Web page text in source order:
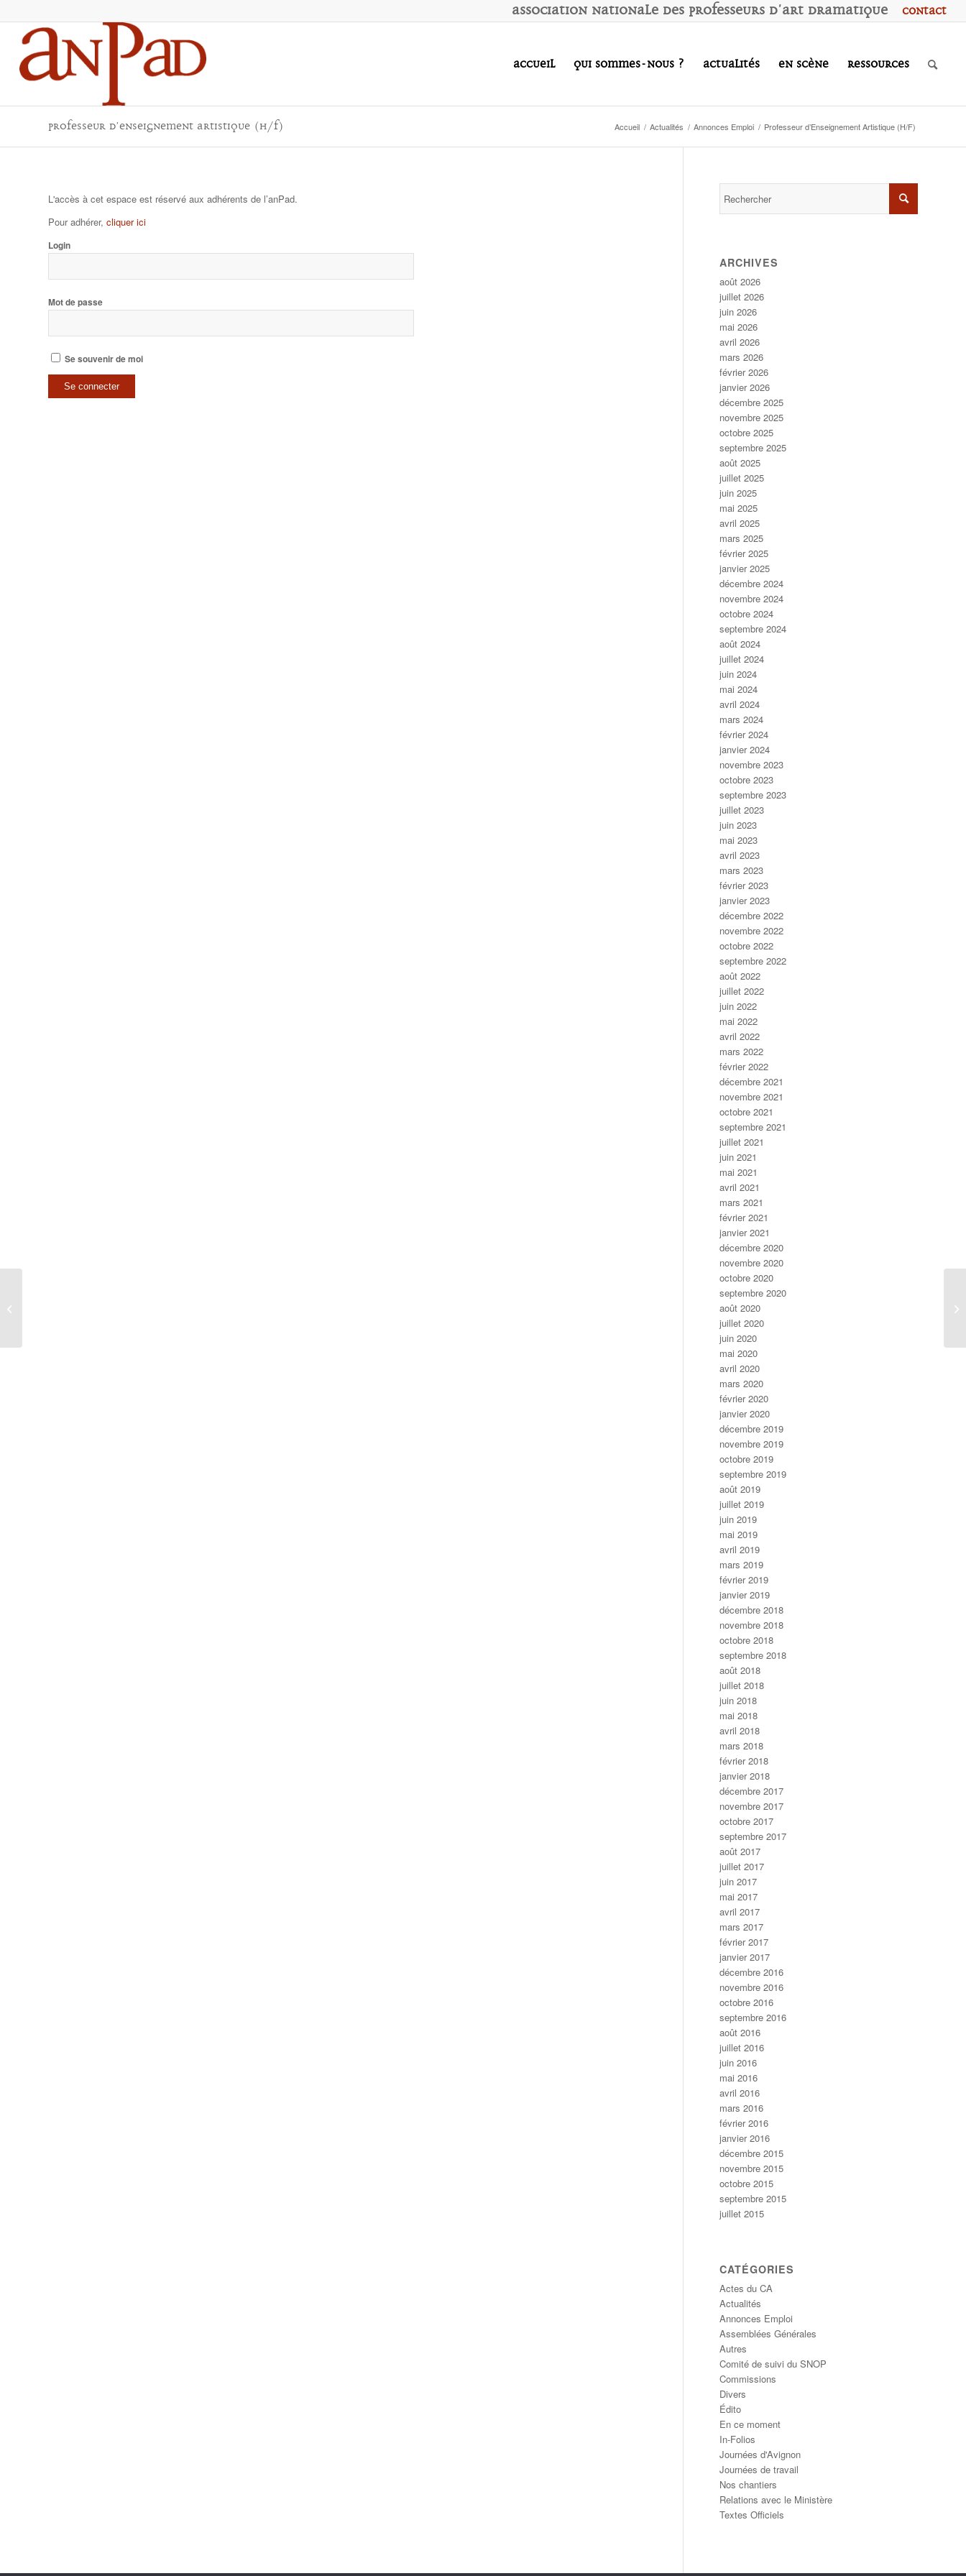
Contact
Association Nationale des Professeurs d'Art Dramatique
Accueil Qui sommes-nous ? Actualités En scène Ressources
Professeur d’Enseignement Artistique (H/F) Accueil / Actualités / Annonces Emploi / Professeur d’Enseignement Artistique (H/F)
L'accès à cet espace est réservé aux adhérents de l’anPad.
Pour adhérer, cliquer ici
Login
Mot de passe
Se souvenir de moi
ARCHIVES
août 2026
juillet 2026
juin 2026
mai 2026
avril 2026
mars 2026
février 2026
janvier 2026
décembre 2025
novembre 2025
octobre 2025
septembre 2025
août 2025
juillet 2025
juin 2025
mai 2025
avril 2025
mars 2025
février 2025
janvier 2025
décembre 2024
novembre 2024
octobre 2024
septembre 2024
août 2024
juillet 2024
juin 2024
mai 2024
avril 2024
mars 2024
février 2024
janvier 2024
novembre 2023
octobre 2023
septembre 2023
juillet 2023
juin 2023
mai 2023
avril 2023
mars 2023
février 2023
janvier 2023
décembre 2022
novembre 2022
octobre 2022
septembre 2022
août 2022
juillet 2022
juin 2022
mai 2022
avril 2022
mars 2022
février 2022
décembre 2021
novembre 2021
octobre 2021
septembre 2021
juillet 2021
juin 2021
mai 2021
avril 2021
mars 2021
février 2021
janvier 2021
décembre 2020
novembre 2020
octobre 2020
septembre 2020
août 2020
juillet 2020
juin 2020
mai 2020
avril 2020
mars 2020
février 2020
janvier 2020
décembre 2019
novembre 2019
octobre 2019
septembre 2019
août 2019
juillet 2019
juin 2019
mai 2019
avril 2019
mars 2019
février 2019
janvier 2019
décembre 2018
novembre 2018
octobre 2018
septembre 2018
août 2018
juillet 2018
juin 2018
mai 2018
avril 2018
mars 2018
février 2018
janvier 2018
décembre 2017
novembre 2017
octobre 2017
septembre 2017
août 2017
juillet 2017
juin 2017
mai 2017
avril 2017
mars 2017
février 2017
janvier 2017
décembre 2016
novembre 2016
octobre 2016
septembre 2016
août 2016
juillet 2016
juin 2016
mai 2016
avril 2016
mars 2016
février 2016
janvier 2016
décembre 2015
novembre 2015
octobre 2015
septembre 2015
juillet 2015
CATÉGORIES
Actes du CA
Actualités
Annonces Emploi
Assemblées Générales
Autres
Comité de suivi du SNOP
Commissions
Divers
Édito
En ce moment
In-Folios
Journées d'Avignon
Journées de travail
Nos chantiers
Relations avec le Ministère
Textes Officiels